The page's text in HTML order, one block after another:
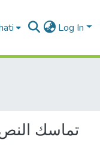
Log In
تماسك